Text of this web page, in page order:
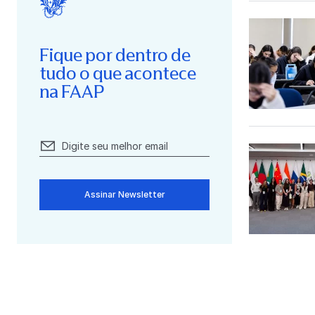
Fique por dentro de
tudo o que acontece
na FAAP
Assinar Newsletter